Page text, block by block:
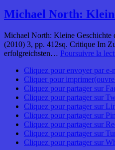
Michael North:
Michael North: Kleine Geschichte
(2010) 3, pp. 412sq. Critique Im
erfolgreichsten… Poursuivre la
Cliquez pour envoyer par e-
Cliquer pour
Cliquez pour partager sur
Cliquez pour partager sur
Cliquez pour partager sur
Cliquez pour partager sur
Cliquez pour partager sur
Cliquez pour partager sur
Cliquez pour partager sur